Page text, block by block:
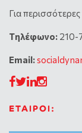
Για
Tηλέφωνο: 210-
Email:
ΕΤΑΙΡΟΙ: